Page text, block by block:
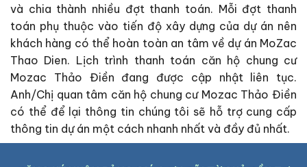
và chia thành nhiều đợt thanh toán. Mỗi đợt thanh
toán phụ thuộc vào tiến độ xây dựng của dự án nên
khách hàng có thể hoàn toàn an tâm về dự án MoZac
Thao Dien. Lịch trình thanh toán căn hộ chung cư
Mozac Thảo Điền đang được cập nhật liên tục.
Anh/Chị quan tâm căn hộ chung cư Mozac Thảo Điền
có thể để lại thông tin chúng tôi sẽ hỗ trợ cung cấp
thông tin dự án một cách nhanh nhất và đầy đủ nhất.